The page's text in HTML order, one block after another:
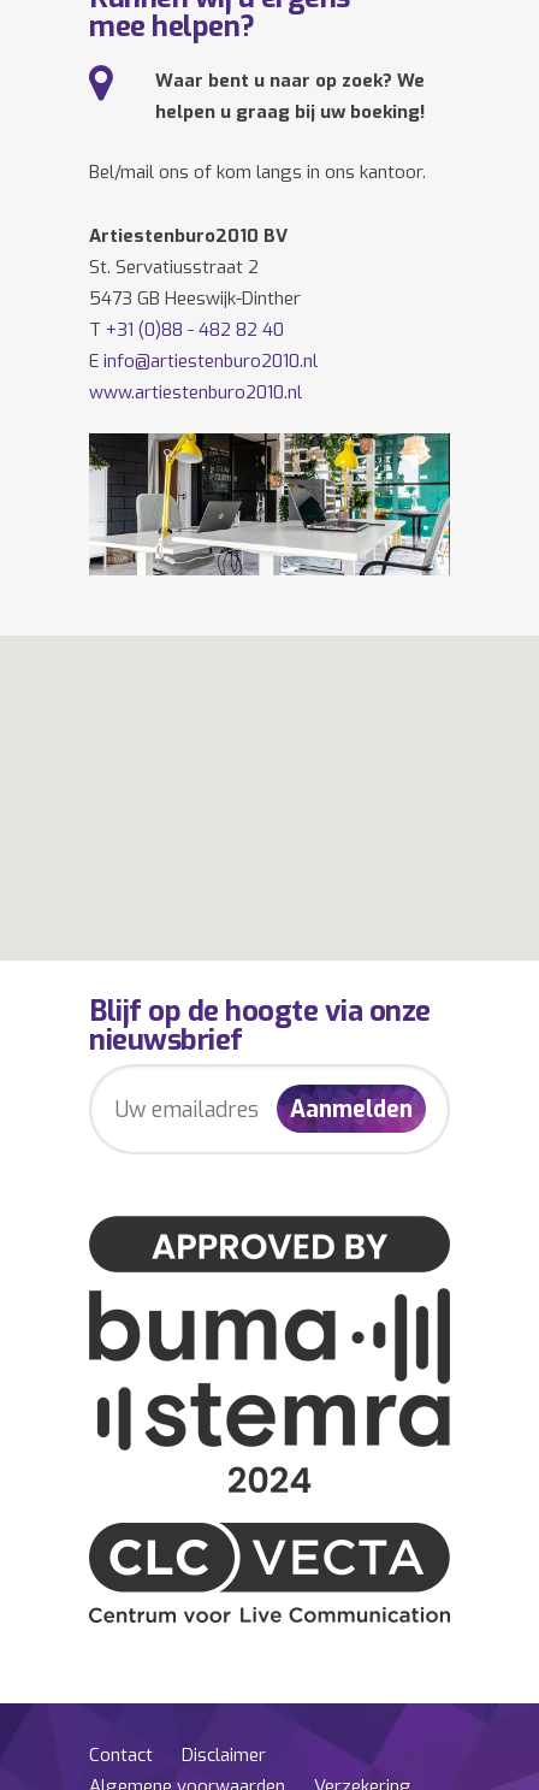
mee helpen?
Waar bent u naar op zoek? We
helpen u graag bij uw boeking!
Bel/mail ons of kom langs in ons kantoor.
Artiestenburo2010 BV
St. Servatiusstraat 2
5473 GB Heeswijk-Dinther
T +31 (0)88 - 482 82 40
E info@artiestenburo2010.nl
www.artiestenburo2010.nl
Volg ons ook opFacebookenTwitter
Blijf op de hoogte via onze
nieuwsbrief
Contact
Disclaimer